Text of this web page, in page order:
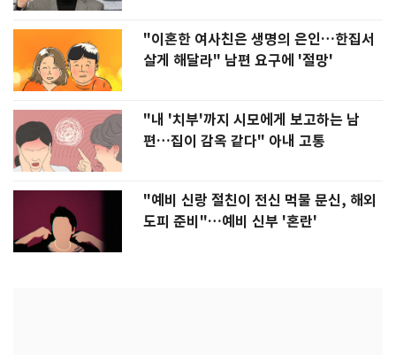
"이혼한 여사친은 생명의 은인…한집서
살게 해달라" 남편 요구에 '절망'
"내 '치부'까지 시모에게 보고하는 남
편…집이 감옥 같다" 아내 고통
"예비 신랑 절친이 전신 먹물 문신, 해외
도피 준비"…예비 신부 '혼란'